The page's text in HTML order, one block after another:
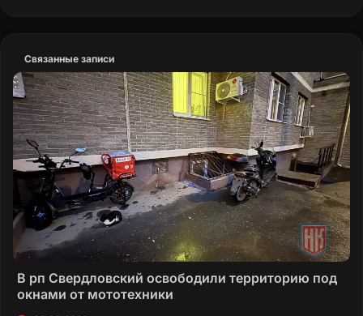
Связанные записи
В рп Свердловский освободили территорию под
окнами от мототехники